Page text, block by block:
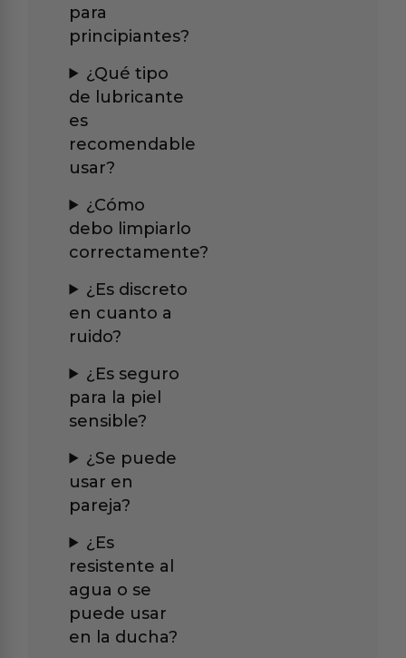
para
principiantes?
¿Qué tipo
de lubricante
es
recomendable
usar?
¿Cómo
debo limpiarlo
correctamente?
¿Es discreto
en cuanto a
ruido?
¿Es seguro
para la piel
sensible?
¿Se puede
usar en
pareja?
¿Es
resistente al
agua o se
puede usar
en la ducha?